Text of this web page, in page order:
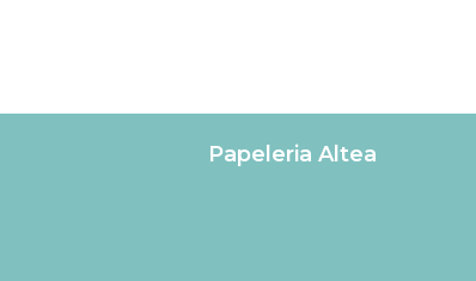
Papeleria Altea